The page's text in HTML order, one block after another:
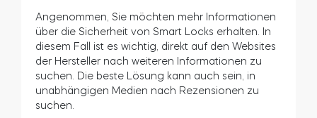
Sicherheit
Dies ist der am schwersten zu vergleichende
Bereich und die größte technische
Herausforderung. Smart Locks können
unterschiedliche, wenn auch ähnliche